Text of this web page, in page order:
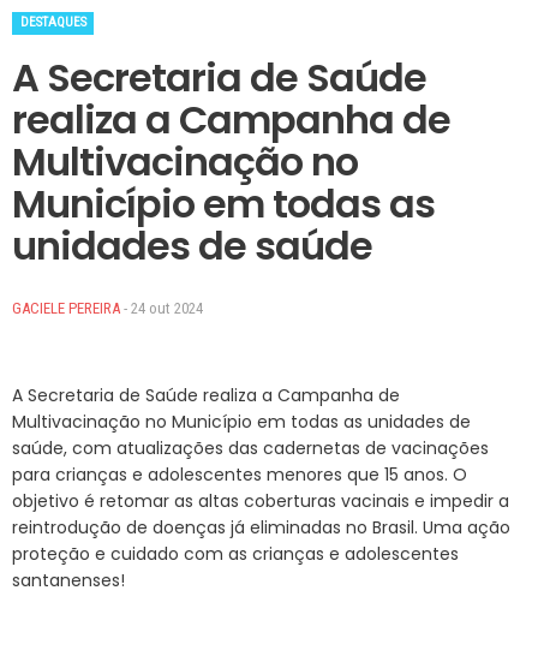
DESTAQUES
A Secretaria de Saúde
realiza a Campanha de
Multivacinação no
Município em todas as
unidades de saúde
GACIELE PEREIRA - 24 out 2024
A Secretaria de Saúde realiza a Campanha de
Multivacinação no Município em todas as unidades de
saúde, com atualizações das cadernetas de vacinações
para crianças e adolescentes menores que 15 anos. O
objetivo é retomar as altas coberturas vacinais e impedir a
reintrodução de doenças já eliminadas no Brasil. Uma ação
proteção e cuidado com as crianças e adolescentes
santanenses!